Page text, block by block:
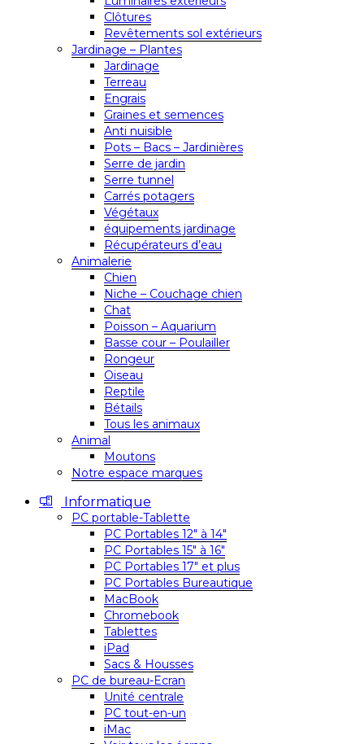
Clôtures
Revêtements sol extérieurs
Jardinage – Plantes
Jardinage
Terreau
Engrais
Graines et semences
Anti nuisible
Pots – Bacs – Jardinières
Serre de jardin
Serre tunnel
Carrés potagers
Végétaux
équipements jardinage
Récupérateurs d’eau
Animalerie
Chien
Niche – Couchage chien
Chat
Poisson – Aquarium
Basse cour – Poulailler
Rongeur
Oiseau
Reptile
Bétails
Tous les animaux
Animal
Moutons
Notre espace marques
Informatique
PC portable-Tablette
PC Portables 12″ à 14″
PC Portables 15″ à 16″
PC Portables 17″ et plus
PC Portables Bureautique
MacBook
Chromebook
Tablettes
iPad
Sacs & Housses
PC de bureau-Ecran
Unité centrale
PC tout-en-un
iMac